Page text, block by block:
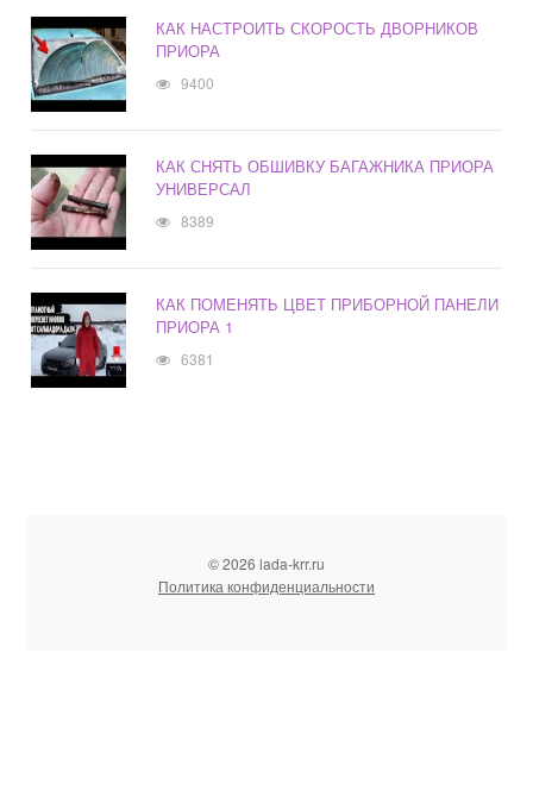
КАК НАСТРОИТЬ СКОРОСТЬ ДВОРНИКОВ
ПРИОРА
9400
КАК СНЯТЬ ОБШИВКУ БАГАЖНИКА ПРИОРА
УНИВЕРСАЛ
8389
КАК ПОМЕНЯТЬ ЦВЕТ ПРИБОРНОЙ ПАНЕЛИ
ПРИОРА 1
6381
© 2026 lada-krr.ru
Политика конфиденциальности